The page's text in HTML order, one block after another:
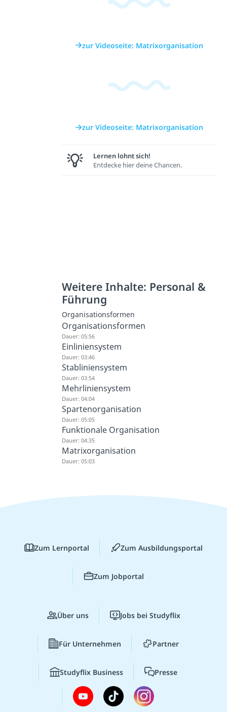
zur Videoseite: Matrixorganisation
zur Videoseite: Matrixorganisation
Lernen lohnt sich!
Entdecke hier deine Chancen.
Weitere Inhalte: Personal &
Führung
Organisationsformen
Organisationsformen
Dauer: 05:56
Einliniensystem
Dauer: 03:46
Stabliniensystem
Dauer: 03:54
Mehrliniensystem
Dauer: 04:04
Spartenorganisation
Dauer: 05:05
Funktionale Organisation
Dauer: 04:35
Matrixorganisation
Dauer: 05:03
Zum Lernportal Zum Ausbildungsportal
Zum Jobportal
Über uns Jobs bei Studyflix
Für Unternehmen Partner
Studyflix Business Presse